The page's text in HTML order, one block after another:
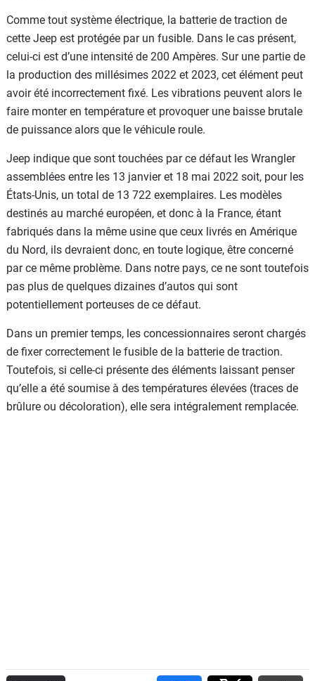
Comme tout système électrique, la batterie de traction de
cette Jeep est protégée par un fusible. Dans le cas présent,
celui-ci est d’une intensité de 200 Ampères. Sur une partie de
la production des millésimes 2022 et 2023, cet élément peut
avoir été incorrectement fixé. Les vibrations peuvent alors le
faire monter en température et provoquer une baisse brutale
de puissance alors que le véhicule roule.
Jeep indique que sont touchées par ce défaut les Wrangler
assemblées entre les 13 janvier et 18 mai 2022 soit, pour les
États-Unis, un total de 13 722 exemplaires. Les modèles
destinés au marché européen, et donc à la France, étant
fabriqués dans la même usine que ceux livrés en Amérique
du Nord, ils devraient donc, en toute logique, être concerné
par ce même problème. Dans notre pays, ce ne sont toutefois
pas plus de quelques dizaines d’autos qui sont
potentiellement porteuses de ce défaut.
Dans un premier temps, les concessionnaires seront chargés
de fixer correctement le fusible de la batterie de traction.
Toutefois, si celle-ci présente des éléments laissant penser
qu’elle a été soumise à des températures élevées (traces de
brûlure ou décoloration), elle sera intégralement remplacée.